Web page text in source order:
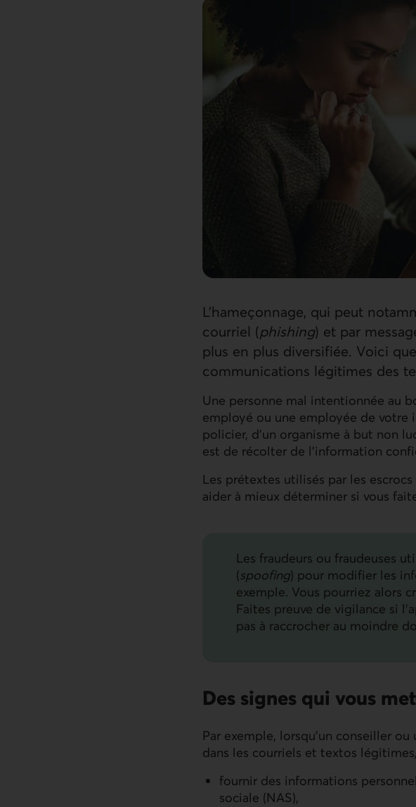
L’hameçonnage, qui peut
courriel (phishing) et par
plus en plus diversifiée. Voici
communications légitimes des
Une personne mal intentionnée au
employé ou une employée de votre
policier, d’un organisme à but non
est de récolter de l’information
Les prétextes utilisés par les
aider à mieux déterminer si vous
Les fraudeurs ou fraudeuses
(spoofing) pour modifier les
exemple. Vous pourriez alors
Faites preuve de vigilance si
pas à raccrocher au moindre
Des signes qui vous
Par exemple, lorsqu’un conseiller
dans les courriels et textos légitimes,
fournir des informations
sociale (NAS),